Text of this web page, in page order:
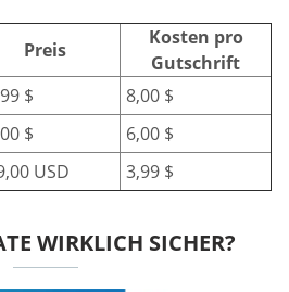
Preis
Kosten pro
Gutschrift
$
8,00 $
$
6,00 $
USD 3,99 $
WIRKLICH SICHER?